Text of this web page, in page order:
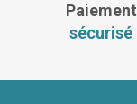
Paiement
sécurisé